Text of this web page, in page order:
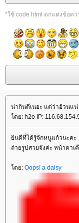
*ใช้ code html ตกแต่งข้อค
น่ากินดีเนอะ แต่ว่าอ้วนแน่
ดย: h2o IP:
ินดีที่ได้รู้จักหนูแก้วนะคะ
ถ่ายรูปสวยจังค่ะ หน้าตาเ
ดย: Oops! a daisy